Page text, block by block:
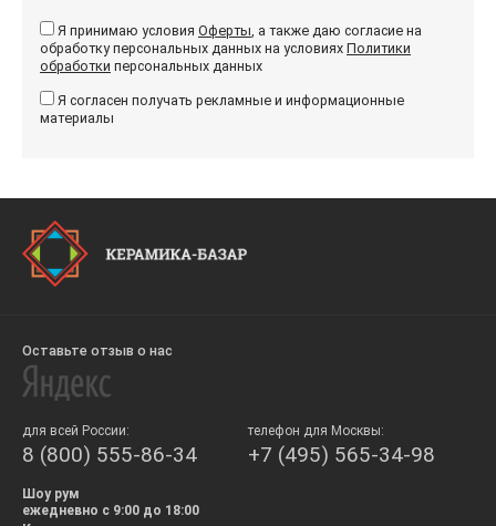
Я принимаю условия Оферты, а также даю согласие на
обработку персональных данных на условиях Политики
обработки персональных данных
Я согласен получать рекламные и информационные
материалы
Оставьте отзыв о нас
для всей России:
8 (800) 555-86-34
телефон для Москвы:
+7 (495) 565-34-98
Шоу рум
ежедневно с 9:00 до 18:00